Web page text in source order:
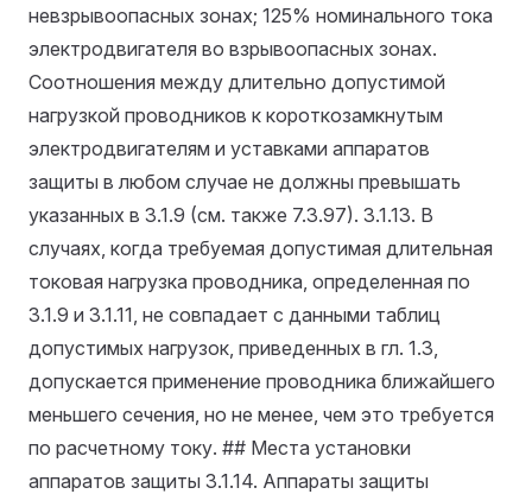
невзрывоопасных зонах; 125% номинального тока
электродвигателя во взрывоопасных зонах.
Соотношения между длительно допустимой
нагрузкой проводников к короткозамкнутым
электродвигателям и уставками аппаратов
защиты в любом случае не должны превышать
указанных в 3.1.9 (см. также 7.3.97). 3.1.13. В
случаях, когда требуемая допустимая длительная
токовая нагрузка проводника, определенная по
3.1.9 и 3.1.11, не совпадает с данными таблиц
допустимых нагрузок, приведенных в гл. 1.3,
допускается применение проводника ближайшего
меньшего сечения, но не менее, чем это требуется
по расчетному току. ## Места установки
аппаратов защиты 3.1.14. Аппараты защиты